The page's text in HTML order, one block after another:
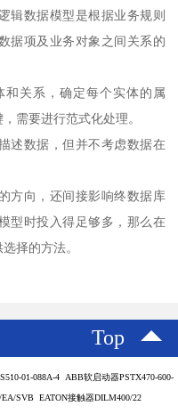
辑数据模型是根据业务规则
据项及业务对象之间关系的
关系，确定每个实体的属
需要进行范式化处理。
述数据，但并不考虑数据在
方向，还间接影响终数据库
型时投入得足够多，那么在
择的方法。
Top
01-088A-4 ABB软启动器PSTX470-600-
SVB EATON接触器DILM400/22